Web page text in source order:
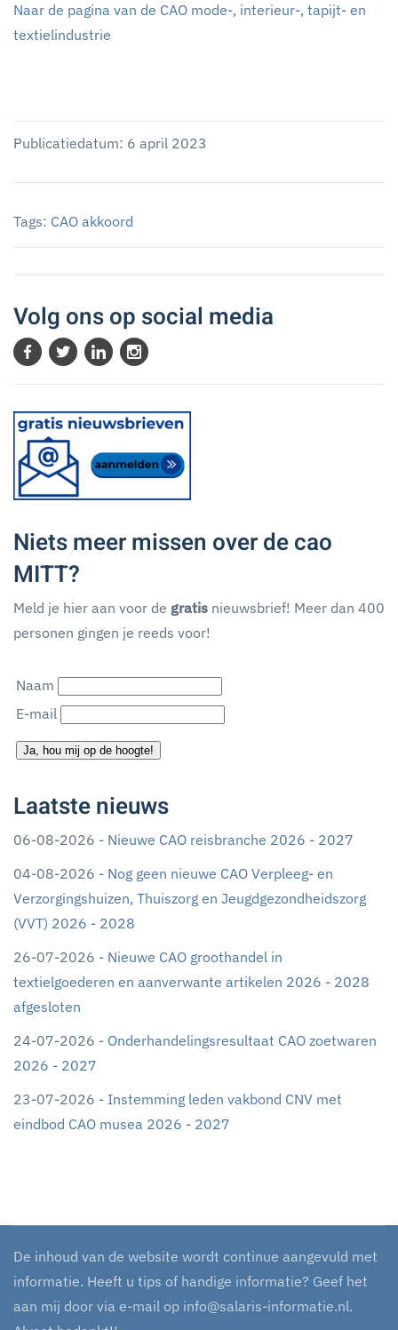
Naar de pagina van de CAO mode-, interieur-, tapijt- en
textielindustrie
Publicatiedatum: 6 april 2023
Tags: CAO akkoord
Volg ons op social media
Niets meer missen over de cao
MITT?
Meld je hier aan voor de gratis nieuwsbrief! Meer dan 400
personen gingen je reeds voor!
Naam
E-mail
Ja, hou mij op de hoogte!
Laatste nieuws
06-08-2026 - Nieuwe CAO reisbranche 2026 - 2027
04-08-2026 - Nog geen nieuwe CAO Verpleeg- en
Verzorgingshuizen, Thuiszorg en Jeugdgezondheidszorg
(VVT) 2026 - 2028
26-07-2026 - Nieuwe CAO groothandel in
textielgoederen en aanverwante artikelen 2026 - 2028
afgesloten
24-07-2026 - Onderhandelingsresultaat CAO zoetwaren
2026 - 2027
23-07-2026 - Instemming leden vakbond CNV met
eindbod CAO musea 2026 - 2027
De inhoud van de website wordt continue aangevuld met
informatie. Heeft u tips of handige informatie? Geef het
aan mij door via e-mail op info@salaris-informatie.nl.